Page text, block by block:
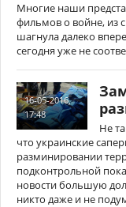
Многие наши
фильмов о войне, из
шагнула далеко
сегодня уже не
16-05-2016,
17:48
Не
что украинские
разминировании
подконтрольной
новости большую
никто даже и не